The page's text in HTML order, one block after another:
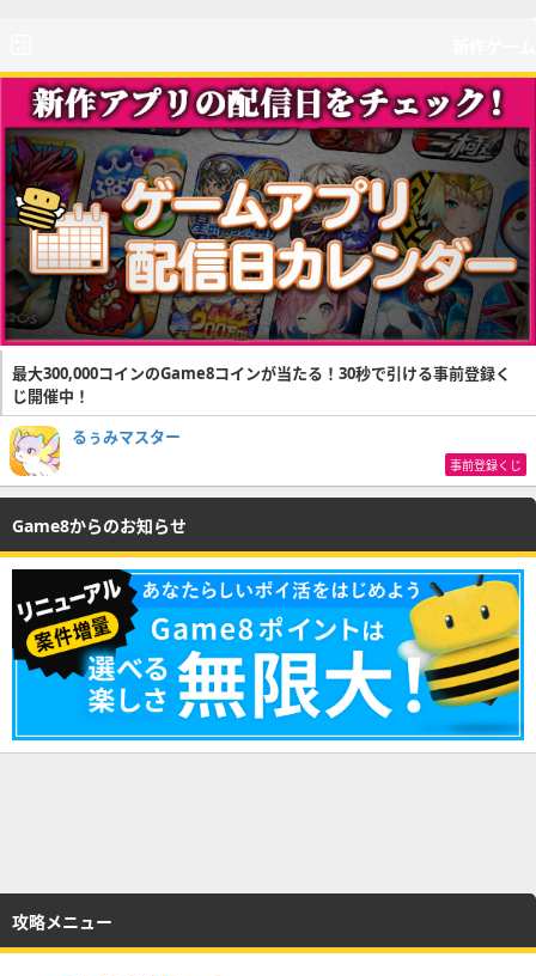
最大300,000コインのGame8コインが当たる！30秒で引ける事前登録く
じ開催中！
るぅみマスター
事前登録くじ
Game8からのお知らせ
攻略メニュー